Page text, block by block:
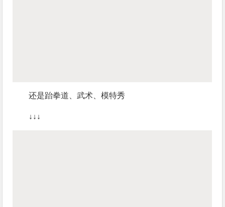
还是跆拳道、武术、模特秀
↓↓↓